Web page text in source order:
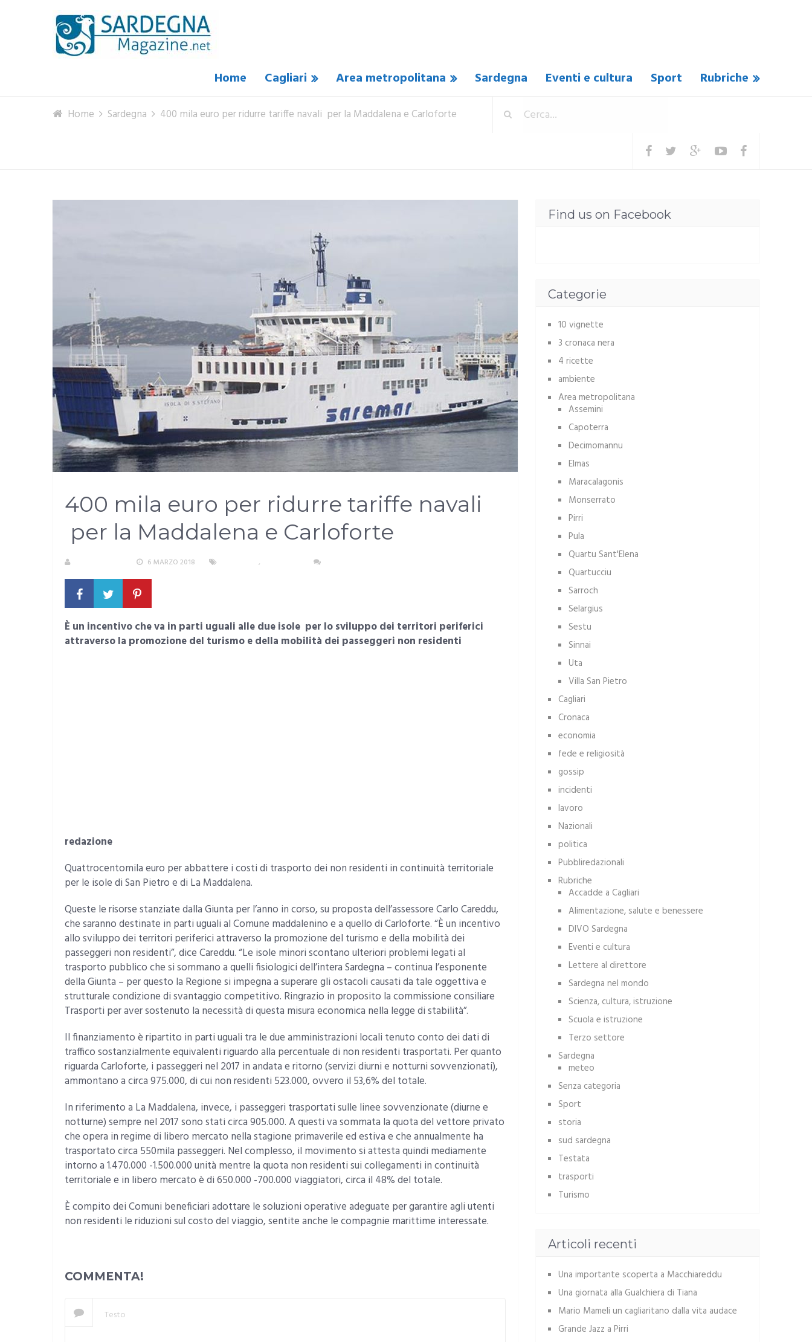
Home Cagliari Area metropolitana Sardegna Eventi e cultura Sport Rubriche
Home Sardegna 400 mila euro per ridurre tariffe navali per la Maddalena e Carloforte
400 mila euro per ridurre tariffe navali
per la Maddalena e Carloforte
6 MARZO 2018 ,
È un incentivo che va in parti uguali alle due isole per lo sviluppo dei territori periferici
attraverso la promozione del turismo e della mobilità dei passeggeri non residenti
redazione
Quattrocentomila euro per abbattere i costi di trasporto dei non residenti in continuità territoriale
per le isole di San Pietro e di La Maddalena.
Queste le risorse stanziate dalla Giunta per l’anno in corso, su proposta dell’assessore Carlo Careddu,
che saranno destinate in parti uguali al Comune maddalenino e a quello di Carloforte. “È un incentivo
allo sviluppo dei territori periferici attraverso la promozione del turismo e della mobilità dei
passeggeri non residenti”, dice Careddu. “Le isole minori scontano ulteriori problemi legati al
trasporto pubblico che si sommano a quelli fisiologici dell’intera Sardegna – continua l’esponente
della Giunta – per questo la Regione si impegna a superare gli ostacoli causati da tale oggettiva e
strutturale condizione di svantaggio competitivo. Ringrazio in proposito la commissione consiliare
Trasporti per aver sostenuto la necessità di questa misura economica nella legge di stabilità”.
Il finanziamento è ripartito in parti uguali tra le due amministrazioni locali tenuto conto dei dati di
traffico sostanzialmente equivalenti riguardo alla percentuale di non residenti trasportati. Per quanto
riguarda Carloforte, i passeggeri nel 2017 in andata e ritorno (servizi diurni e notturni sovvenzionati),
ammontano a circa 975.000, di cui non residenti 523.000, ovvero il 53,6% del totale.
In riferimento a La Maddalena, invece, i passeggeri trasportati sulle linee sovvenzionate (diurne e
notturne) sempre nel 2017 sono stati circa 905.000. A questi va sommata la quota del vettore privato
che opera in regime di libero mercato nella stagione primaverile ed estiva e che annualmente ha
trasportato circa 550mila passeggeri. Nel complesso, il movimento si attesta quindi mediamente
intorno a 1.470.000 -1.500.000 unità mentre la quota non residenti sui collegamenti in continuità
territoriale e in libero mercato è di 650.000 -700.000 viaggiatori, circa il 48% del totale.
È compito dei Comuni beneficiari adottare le soluzioni operative adeguate per garantire agli utenti
non residenti le riduzioni sul costo del viaggio, sentite anche le compagnie marittime interessate.
COMMENTA!
Find us on Facebook
Categorie
10 vignette
3 cronaca nera
4 ricette
ambiente
Area metropolitana
Assemini
Capoterra
Decimomannu
Elmas
Maracalagonis
Monserrato
Pirri
Pula
Quartu Sant'Elena
Quartucciu
Sarroch
Selargius
Sestu
Sinnai
Uta
Villa San Pietro
Cagliari
Cronaca
economia
fede e religiosità
gossip
incidenti
lavoro
Nazionali
politica
Pubbliredazionali
Rubriche
Accadde a Cagliari
Alimentazione, salute e benessere
DIVO Sardegna
Eventi e cultura
Lettere al direttore
Sardegna nel mondo
Scienza, cultura, istruzione
Scuola e istruzione
Terzo settore
Sardegna
meteo
Senza categoria
Sport
storia
sud sardegna
Testata
trasporti
Turismo
Articoli recenti
Una importante scoperta a Macchiareddu
Una giornata alla Gualchiera di Tiana
Mario Mameli un cagliaritano dalla vita audace
Grande Jazz a Pirri